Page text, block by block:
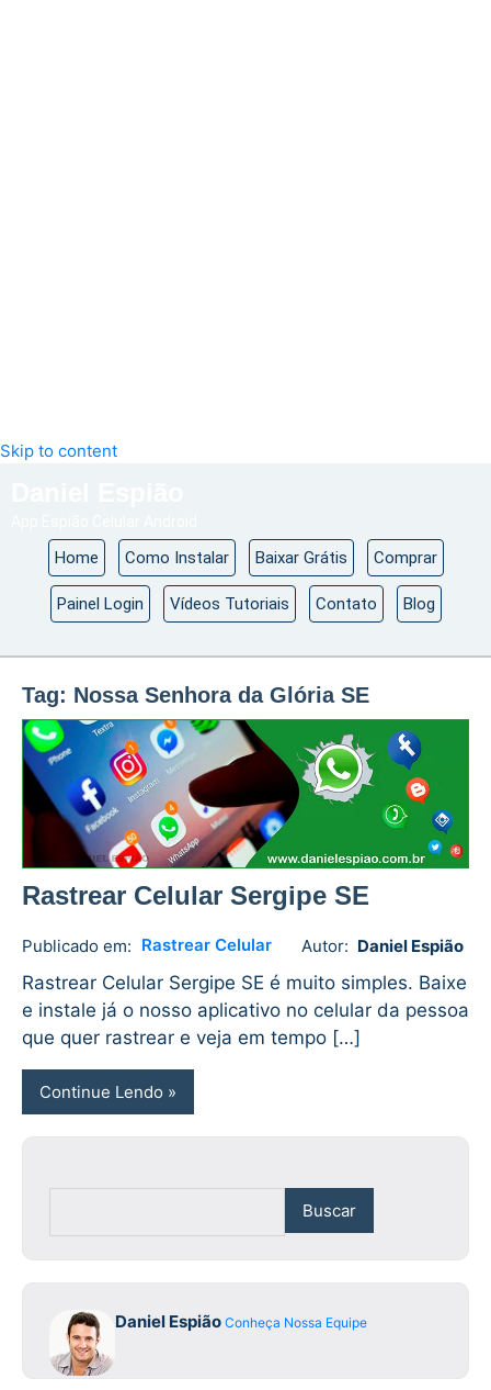
Skip to content
Home Como Instalar Baixar Grátis Comprar
Painel Login Vídeos Tutoriais Contato Blog
Tag: Nossa Senhora da Glória SE
Rastrear Celular Sergipe SE
Publicado em: Rastrear Celular Autor: Daniel Espião
Daniel
Espião
No
comments
Rastrear Celular Sergipe SE é muito simples. Baixe
e instale já o nosso aplicativo no celular da pessoa
que quer rastrear e veja em tempo […]
Continue Lendo
Buscar
Daniel Espião Conheça Nossa Equipe